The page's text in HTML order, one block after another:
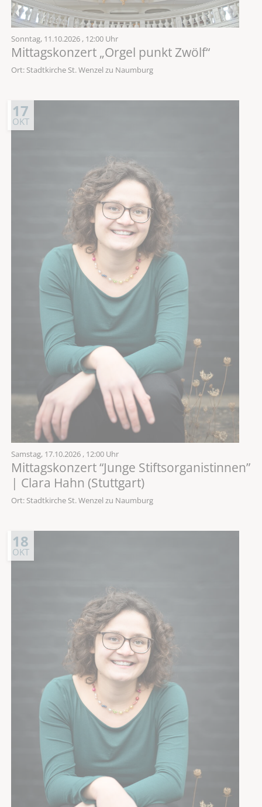
Sonntag, 11.10.2026 , 12:00 Uhr
Mittagskonzert „Orgel punkt Zwölf“
Ort: Stadtkirche St. Wenzel zu Naumburg
17
OKT
Samstag, 17.10.2026 , 12:00 Uhr
Mittagskonzert “Junge Stiftsorganistinnen”
| Clara Hahn (Stuttgart)
Ort: Stadtkirche St. Wenzel zu Naumburg
18
OKT